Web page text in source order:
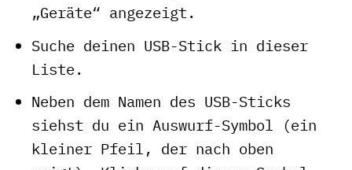
„Geräte“ angezeigt.
Suche deinen USB-Stick in dieser
Liste.
Neben dem Namen des USB-Sticks
siehst du ein Auswurf-Symbol (ein
kleiner Pfeil, der nach oben